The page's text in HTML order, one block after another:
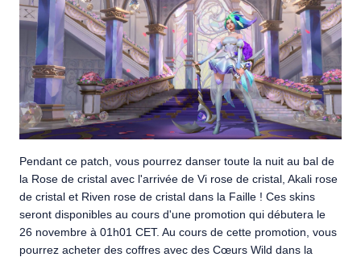
Pendant ce patch, vous pourrez danser toute la nuit au bal de
la Rose de cristal avec l'arrivée de Vi rose de cristal, Akali rose
de cristal et Riven rose de cristal dans la Faille ! Ces skins
seront disponibles au cours d'une promotion qui débutera le
26 novembre à 01h01 CET. Au cours de cette promotion, vous
pourrez acheter des coffres avec des Cœurs Wild dans la